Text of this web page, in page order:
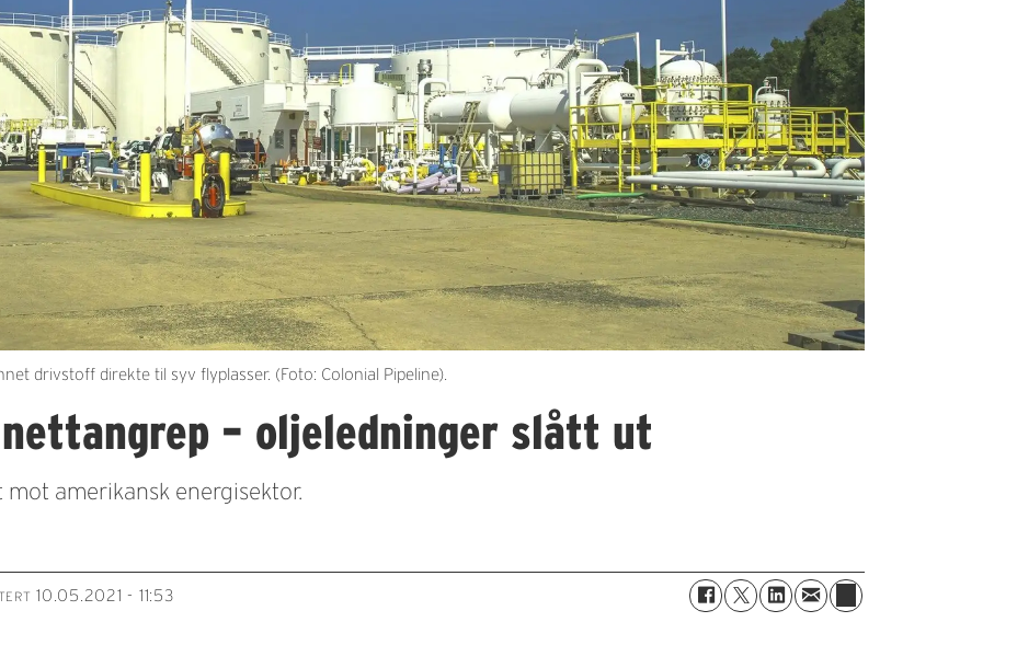
drivstoff direkte til syv flyplasser. (Foto: Colonial Pipeline).
– oljeledninger slått ut
amerikansk energisektor.
10.05.2021 - 11:53